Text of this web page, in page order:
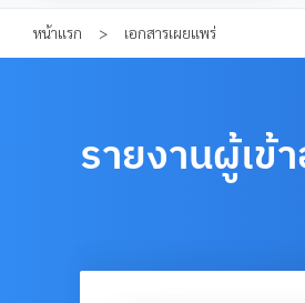
หน้าแรก > เอกสารเผยแพร่
รายงานผู้เข้